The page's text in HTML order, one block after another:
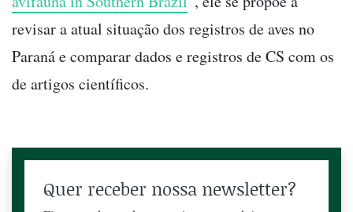
revisar a atual situação dos registros de aves no
Paraná e comparar dados e registros de CS com os
de artigos científicos.
Quer receber nossa newsletter?